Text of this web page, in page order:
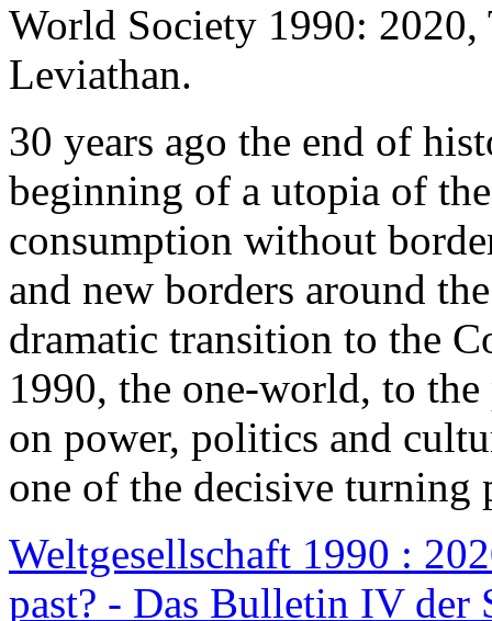
World Society 1990: 2020,
Leviathan.
30 years ago the end of
beginning of a utopia of
consumption without
and new borders around
dramatic transition to the
1990, the one-world, to the
on power, politics and
one of the decisive turning
Weltgesellschaft 1990 :
past? - Das Bulletin IV der